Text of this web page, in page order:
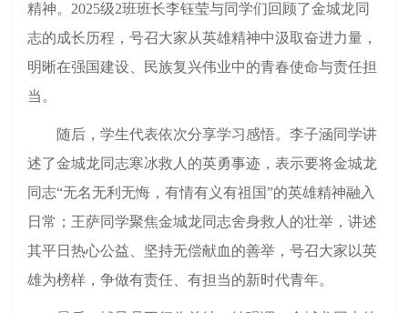
精神。 2025级2班班长李钰莹与同学们回顾了金城龙同
志的成长历程，号召大家从英雄精神中汲取奋进力量，
明晰在强国建设、民族复兴伟业中的青春使命与责任担
当。
随后， 学生代表依次分享学习感悟。 李子涵同学讲
述了金城龙同志寒冰救人的英勇事迹，表示要将金城龙
同志“无名无利无悔，有情有义有祖国”的英雄精神融入
日常 ； 王萨同学聚焦金城龙同志舍身救人的壮举， 讲述
其平日热心公益、坚持无偿献血的善举，号召大家以英
雄为榜样，争做有责任、有担当的新时代青年。